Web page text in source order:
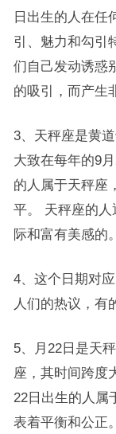
日出生的人在任
引、魅力和勾引
们自己发动诱惑
的吸引，而产生
3、天秤座是黄
大致在每年的9
的人属于天秤座
平。 天秤座的
际和富有美感的。
4、这个日期对
人们的热议，有
5、月22日是天
座，其时间跨度
22日出生的人属
表着平衡和公正